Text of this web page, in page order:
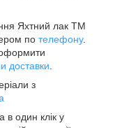
Яхтний лак TM
по телефону.
доставки
з
один клік у